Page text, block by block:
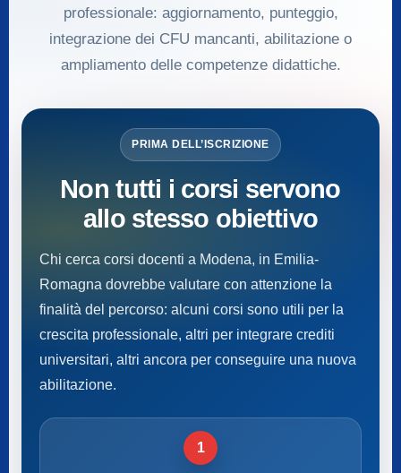
professionale: aggiornamento, punteggio,
integrazione dei CFU mancanti, abilitazione o
ampliamento delle competenze didattiche.
PRIMA DELL’ISCRIZIONE
Non tutti i corsi servono
allo stesso obiettivo
Chi cerca corsi docenti a Modena, in Emilia-
Romagna dovrebbe valutare con attenzione la
finalità del percorso: alcuni corsi sono utili per la
crescita professionale, altri per integrare crediti
universitari, altri ancora per conseguire una nuova
abilitazione.
1